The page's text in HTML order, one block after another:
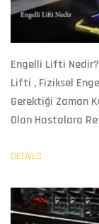
Engelli Lifti Nedir?
Lifti , Fiziksel
Gerektiği Zaman
Olan Hastalara
DETAILS